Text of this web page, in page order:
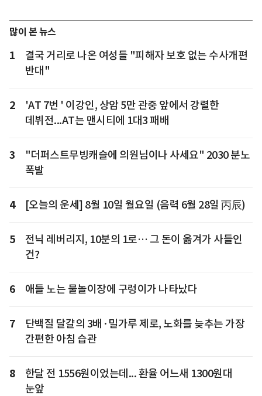
많이 본 뉴스
1
결국 거리로 나온 여성들 "피해자 보호 없는 수사개편
반대"
2
'AT 7번 ' 이강인, 상암 5만 관중 앞에서 강렬한
데뷔전...AT는 맨시티에 1대3 패배
3
"더퍼스트무빙캐슬에 의원님이나 사세요" 2030 분노
폭발
4 [오늘의 운세] 8월 10일 월요일 (음력 6월 28일 丙辰)
5
전닉 레버리지, 10분의 1로… 그 돈이 옮겨가 사들인
건?
6 애들 노는 물놀이장에 구렁이가 나타났다
7
단백질 달걀의 3배·밀가루 제로, 노화를 늦추는 가장
간편한 아침 습관
8
한달 전 1556원이었는데... 환율 어느새 1300원대
눈앞